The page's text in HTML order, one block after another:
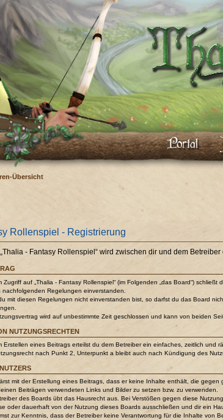
Übersicht
Rollenspiel - Registrierung
- Fantasy Rollenspiel“ wird zwischen dir und dem
Zugriff auf „Thalia - Fantasy Rollenspiel“ (im Folgenden „das Board“)
nachfolgenden Regelungen einverstanden.
mit diesen Regelungen nicht einverstanden bist, so darfst du das Board
wird auf unbestimmte Zeit geschlossen und kann von beiden
NUTZUNGSRECHTEN
Erstellen eines Beitrags erteilst du dem Betreiber ein einfaches, zeitlich und
nach Punkt 2, Unterpunkt a bleibt auch nach Kündigung des
mit der Erstellung eines Beitrags, dass er keine Inhalte enthält, die
Beiträgen verwendeten Links und Bilder zu setzen bzw. zu verwenden.
des Boards übt das Hausrecht aus. Bei Verstößen gegen diese
oder dauerhaft von der Nutzung dieses Boards ausschließen und dir ein
zur Kenntnis, dass der Betreiber keine Verantwortung für die Inhalte von